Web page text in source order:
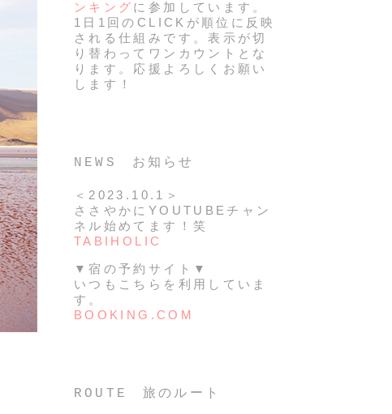
ンキング に参加しています。
1日1回のCLICKが順位に反映
される仕組みです。表示が切
り替わってワンカウントとな
ります。応援よろしくお願い
します！
NEWS お知らせ
＜2023.10.1＞
ささやかにYOUTUBEチャン
ネル始めてます！笑
TABIHOLIC
▼宿の予約サイト▼
いつもこちらを利用していま
す。
BOOKING.COM
ROUTE 旅のルート